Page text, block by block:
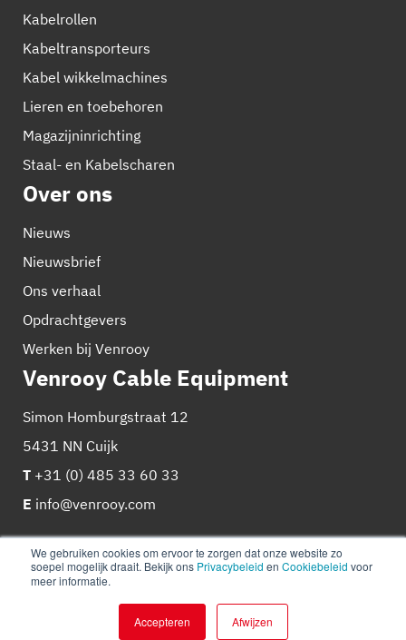
We gebruiken cookies om ervoor te zorgen dat onze website zo
soepel mogelijk draait. Bekijk ons Privacybeleid en Cookiebeleid voor
meer informatie.
Accepteren Afwijzen
Kabelrollen
Kabeltransporteurs
Kabel wikkelmachines
Lieren en toebehoren
Magazijninrichting
Staal- en Kabelscharen
Over ons
Nieuws
Nieuwsbrief
Ons verhaal
Opdrachtgevers
Werken bij Venrooy
Venrooy Cable Equipment
Simon Homburgstraat 12
5431 NN Cuijk
T +31 (0) 485 33 60 33
E info@venrooy.com